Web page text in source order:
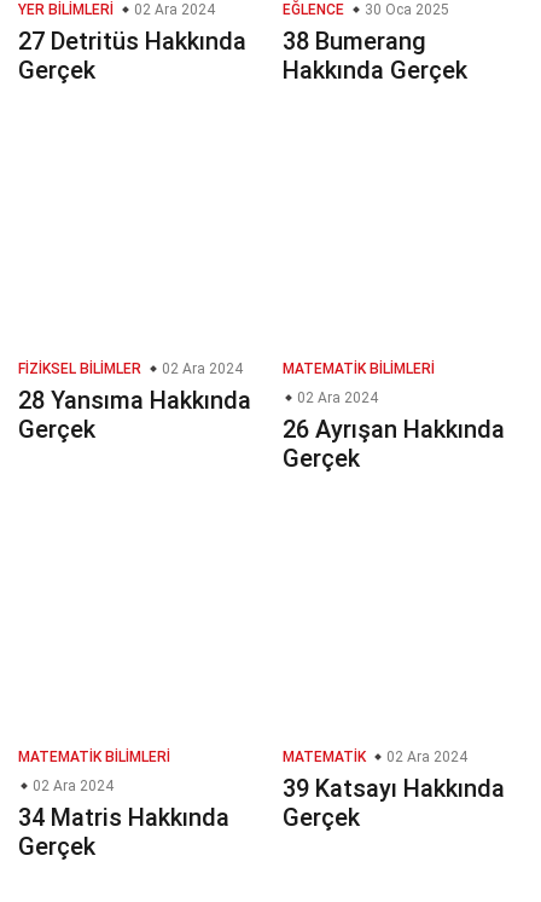
YER BILIMLERI 02 Ara 2024
27 Detritüs Hakkında
Gerçek
EĞLENCE 30 Oca 2025
38 Bumerang
Hakkında Gerçek
FIZIKSEL BILIMLER 02 Ara 2024
28 Yansıma Hakkında
Gerçek
MATEMATIK BILIMLERI
02 Ara 2024
26 Ayrışan Hakkında
Gerçek
MATEMATIK BILIMLERI
02 Ara 2024
34 Matris Hakkında
Gerçek
MATEMATIK 02 Ara 2024
39 Katsayı Hakkında
Gerçek